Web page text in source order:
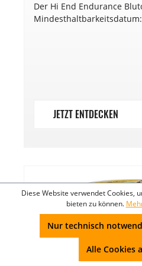
Der Hi End Endurance
JETZT ENTDECKEN
Diese Website verwendet Cookies,
bieten zu können.
Nur technisch
Alle Cookies